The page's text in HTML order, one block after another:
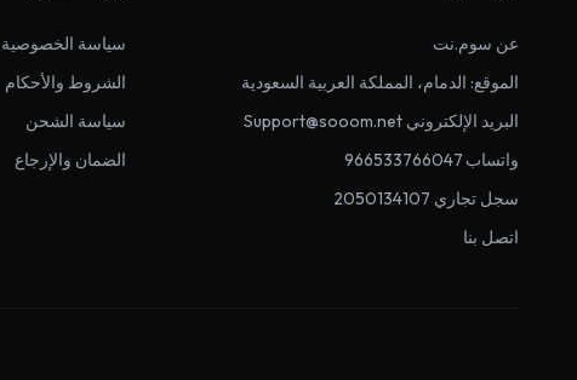
عن سوم.نت
الموقع: الدمام، المملكة العربية السعودية
البريد الإلكتروني Support@sooom.net
واتساب 966533766047
سجل تجاري 2050134107
اتصل بنا
سياسة الخصوصية
الشروط والأحكام
سياسة الشحن
الضمان والإرجاع